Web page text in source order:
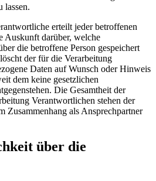
lassen.
erteilt jeder betroffenen
Auskunft darüber, welche
die betroffene Person gespeichert
der für die Verarbeitung
Daten auf Wunsch oder Hinweis
dem keine gesetzlichen
Die Gesamtheit der
Verantwortlichen stehen der
Zusammenhang als Ansprechpartner
über die